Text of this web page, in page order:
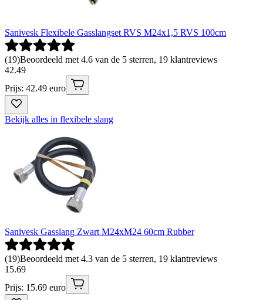
Sanivesk Flexibele Gasslangset RVS M24x1,5 RVS 100cm
(19)Beoordeeld met 4.6 van de 5 sterren, 19 klantreviews
42.49
Prijs: 42.49 euro
Bekijk alles in flexibele slang
Sanivesk Gasslang Zwart M24xM24 60cm Rubber
(19)Beoordeeld met 4.3 van de 5 sterren, 19 klantreviews
15.69
Prijs: 15.69 euro